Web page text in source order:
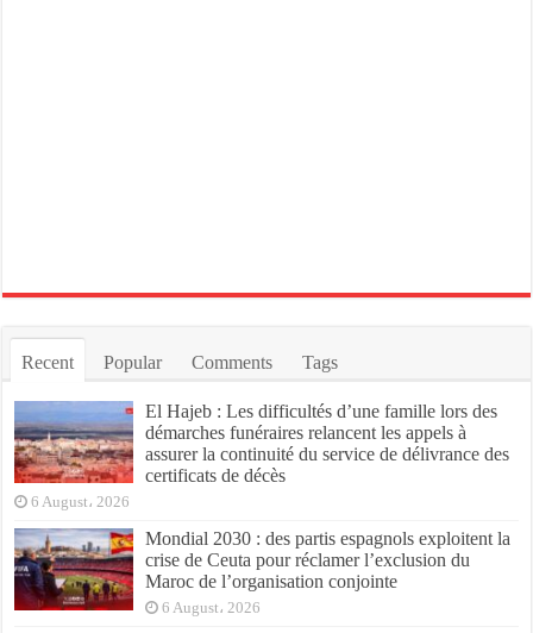
Recent Popular Comments Tags
El Hajeb : Les difficultés d’une famille lors des
démarches funéraires relancent les appels à
assurer la continuité du service de délivrance des
certificats de décès
6 August، 2026
Mondial 2030 : des partis espagnols exploitent la
crise de Ceuta pour réclamer l’exclusion du
Maroc de l’organisation conjointe
6 August، 2026